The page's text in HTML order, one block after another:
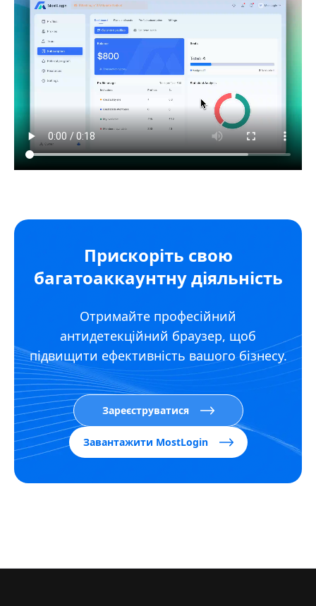
Прискоріть свою
багатоаккаунтну діяльність
Отримайте професійний
антидетекційний браузер, щоб
підвищити ефективність вашого бізнесу.
Зареєструватися
Завантажити MostLogin